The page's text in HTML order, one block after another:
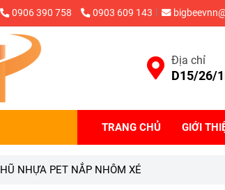
0906 390 758 0903 609 143
Địa chỉ
D15/26/
TRANG CHỦ GIỚI
HŨ NHỰA PET NẮP NHÔM XÉ